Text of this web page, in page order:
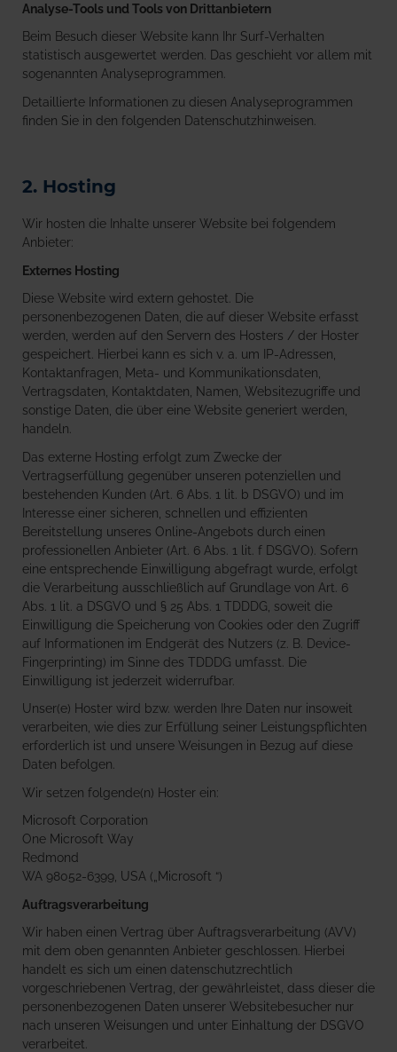
Analyse-Tools und Tools von Dritt­anbietern
Beim Besuch dieser Website kann Ihr Surf-Verhalten
statistisch ausgewertet werden. Das geschieht vor allem mit
sogenannten Analyseprogrammen.
Detaillierte Informationen zu diesen Analyseprogrammen
finden Sie in den folgenden Datenschutzhinweisen.
2. Hosting
Wir hosten die Inhalte unserer Website bei folgendem
Anbieter:
Externes Hosting
Diese Website wird extern gehostet. Die
personenbezogenen Daten, die auf dieser Website erfasst
werden, werden auf den Servern des Hosters / der Hoster
gespeichert. Hierbei kann es sich v. a. um IP-Adressen,
Kontaktanfragen, Meta- und Kommunikationsdaten,
Vertragsdaten, Kontaktdaten, Namen, Websitezugriffe und
sonstige Daten, die über eine Website generiert werden,
handeln.
Das externe Hosting erfolgt zum Zwecke der
Vertragserfüllung gegenüber unseren potenziellen und
bestehenden Kunden (Art. 6 Abs. 1 lit. b DSGVO) und im
Interesse einer sicheren, schnellen und effizienten
Bereitstellung unseres Online-Angebots durch einen
professionellen Anbieter (Art. 6 Abs. 1 lit. f DSGVO). Sofern
eine entsprechende Einwilligung abgefragt wurde, erfolgt
die Verarbeitung ausschließlich auf Grundlage von Art. 6
Abs. 1 lit. a DSGVO und § 25 Abs. 1 TDDDG, soweit die
Einwilligung die Speicherung von Cookies oder den Zugriff
auf Informationen im Endgerät des Nutzers (z. B. Device-
Fingerprinting) im Sinne des TDDDG umfasst. Die
Einwilligung ist jederzeit widerrufbar.
Unser(e) Hoster wird bzw. werden Ihre Daten nur insoweit
verarbeiten, wie dies zur Erfüllung seiner Leistungspflichten
erforderlich ist und unsere Weisungen in Bezug auf diese
Daten befolgen.
Wir setzen folgende(n) Hoster ein:
Microsoft Corporation
One Microsoft Way
Redmond
WA 98052-6399, USA („Microsoft “)
Auftragsverarbeitung
Wir haben einen Vertrag über Auftragsverarbeitung (AVV)
mit dem oben genannten Anbieter geschlossen. Hierbei
handelt es sich um einen datenschutzrechtlich
vorgeschriebenen Vertrag, der gewährleistet, dass dieser die
personenbezogenen Daten unserer Websitebesucher nur
nach unseren Weisungen und unter Einhaltung der DSGVO
verarbeitet.